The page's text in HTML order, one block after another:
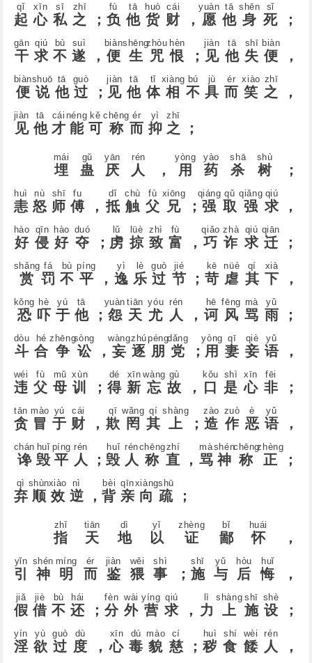
起
qǐ
心
xīn
私
sī
之
zhī
； 负
fù
他
tā
货
huò
财
cái
， 愿
yuàn
他
tā
身
shēn
死
sǐ
；
干
ɡān
求
qiú
不
bù
遂
suì
， 便
biàn
生
shēnɡ
咒
zhòu
恨
hèn
； 见
jiàn
他
tā
失
shī
便
biàn
，
便
biàn
说
shuō
他
tā
过
ɡuò
； 见
jiàn
他
tā
体
tǐ
相
xiànɡ
不
bú
具
jù
而
ér
笑
xiào
之
zhī
，
见
jiàn
他
tā
才
cái
能
nénɡ
可
kě
称
chēnɡ
而
ér
抑
yì
之
zhī
；
埋
mái
蛊
ɡǔ
厌
yān
人
rén
， 用
yònɡ
药
yào
杀
shā
树
shù
；
恚
huì
怒
nù
师
shī
傅
fu
， 抵
dǐ
触
chù
父
fù
兄
xiōnɡ
； 强
qiánɡ
取
qǔ
强
qiǎnɡ
求
qiú
，
好
hào
侵
qīn
好
hào
夺
duó
； 虏
lǔ
掠
lüè
致
zhì
富
fù
，巧
qiǎo
诈
zhà
求
qiú
迁
qiān
；
赏
shǎnɡ
罚
fá
不
bù
平
pínɡ
， 逸
yì
乐
lè
过
ɡuò
节
jié
； 苛
kē
虐
nüè
其
qí
下
xià
，
恐
kǒnɡ
吓
hè
于
yú
他
tā
； 怨
yuàn
天
tiān
尤
yóu
人
rén
，诃
hē
风
fēnɡ
骂
mà
雨
yǔ
；
斗
dòu
合
hé
争
zhēnɡ
讼
sònɡ
， 妄
wànɡ
逐
zhú
朋
pénɡ
党
dǎnɡ
； 用
yònɡ
妻
qī
妾
qiè
语
yǔ
，
违
wéi
父
fù
母
mǔ
训
xùn
； 得
dé
新
xīn
忘
wànɡ
故
ɡù
， 口
kǒu
是
shì
心
xīn
非
fēi
；
贪
tān
冒
mào
于
yú
财
cái
， 欺
qī
罔
wǎnɡ
其
qí
上
shànɡ
； 造
zào
作
zuò
恶
è
语
yǔ
，
谗
chán
毁
huǐ
平
pínɡ
人
rén
；毁
huǐ
人
rén
称
chēnɡ
直
zhí
， 骂
mà
神
shén
称
chēnɡ
正
zhènɡ
；
弃
qì
顺
shùn
效
xiào
逆
nì
，背
bèi
亲
qīn
向
xiànɡ
疏
shū
；
指
zhǐ
天
tiān
地
dì
以
yǐ
证
zhènɡ
鄙
bǐ
怀
huái
，
引
yǐn
神
shén
明
mínɡ
而
ér
鉴
jiàn
猥
wěi
事
shì
； 施
shī
与
yǔ
后
hòu
悔
huǐ
，
假
jiǎ
借
jiè
不
bù
还
hái
； 分
fèn
外
wài
营
yínɡ
求
qiú
， 力
lì
上
shànɡ
施
shī
设
shè
；
淫
yín
欲
yù
过
ɡuò
度
dù
，心
xīn
毒
dú
貌
mào
慈
cí
；秽
huì
食
shí
餧
wèi
人
rén
，